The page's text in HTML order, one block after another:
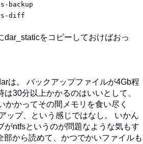
backup
diff
をコピーしておけばおっ
は。 バックアップファイルが4Gb程
は30分以上かかるのはいいとして、
かかってその間メモリを食い尽く
ップ、という感じではなし。 いかん
がntfsというのが問題なような気もす
部から読めて、かつでかいファイルも